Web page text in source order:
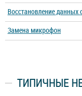
Восстановление данных
Замена микрофон
ТИПИЧНЫЕ